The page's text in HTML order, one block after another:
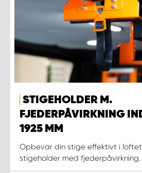
STIGEHOLDER M.
FJEDERPÅVIRKNING
1925 MM
Opbevar din stige effektivt i
stigeholder med fjederpåvirkning.